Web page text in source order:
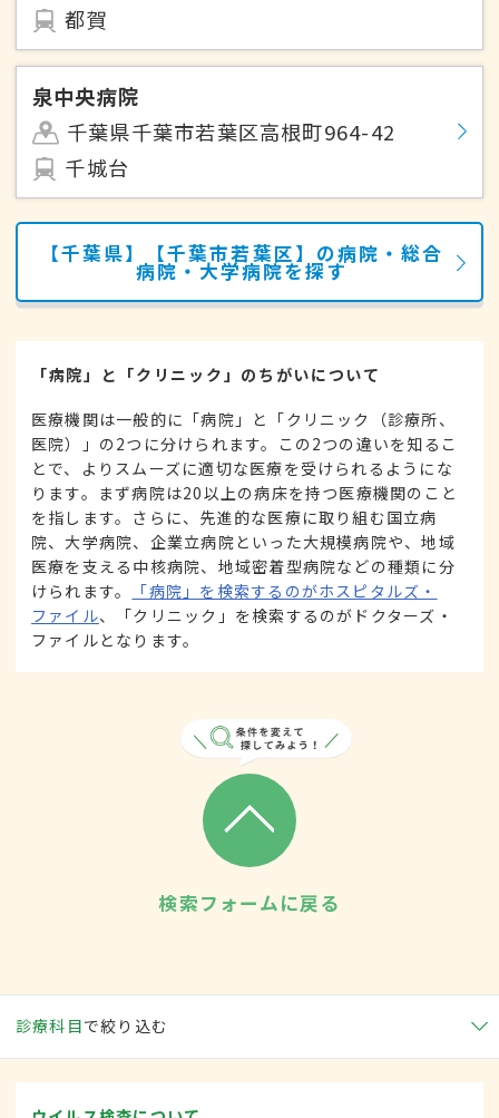
都賀
泉中央病院
千葉県千葉市若葉区高根町964-42
千城台
【千葉県】【千葉市若葉区】の病院・総合
病院・大学病院を探す
「病院」と「クリニック」のちがいについて
医療機関は一般的に「病院」と「クリニック（診療所、
医院）」の2つに分けられます。この2つの違いを知るこ
とで、よりスムーズに適切な医療を受けられるようにな
ります。まず病院は20以上の病床を持つ医療機関のこと
を指します。さらに、先進的な医療に取り組む国立病
院、大学病院、企業立病院といった大規模病院や、地域
医療を支える中核病院、地域密着型病院などの種類に分
けられます。
「病院」を検索するのがホスピタルズ・
ファイル、「クリニック」を検索するのがドクターズ・
ファイルとなります。
検索フォームに戻る
診療科目で絞り込む